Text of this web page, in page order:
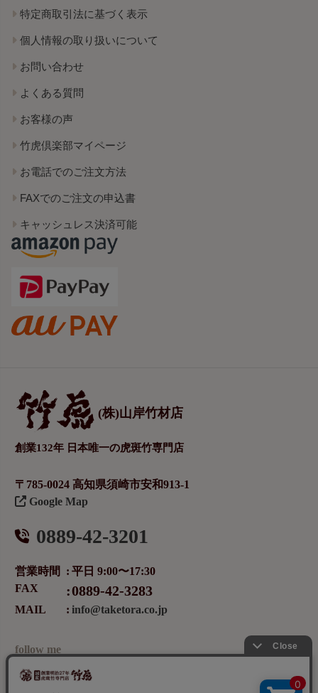
特定商取引法に基づく表示
個人情報の取り扱いについて
お問い合わせ
よくある質問
お客様の声
竹虎倶楽部マイページ
お電話でのご注文方法
FAXでのご注文の申込書
キャッシュレス決済可能
(株)山岸竹材店
創業132年 日本唯一の虎斑竹専門店
〒785-0024 高知県須崎市安和913-1
Google Map
0889-42-3201
営業時間
平日 9:00〜17:30
FAX
0889-42-3283
MAIL info@taketora.co.jp
follow me